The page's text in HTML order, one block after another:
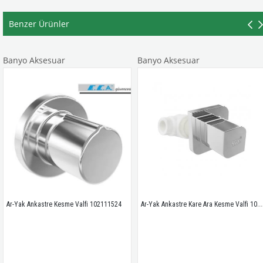
Benzer Ürünler
Aksesuar
Ankastre Kesme Valfi 102111524
Banyo Aksesuar
Ar-Yak Ankastre Kare Ara Kesme Valfi 102111531